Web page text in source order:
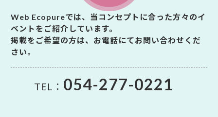
Web Ecopureでは、当コンセプトに合った方々のイ
ベントをご紹介しています。
掲載をご希望の方は、お電話にてお問い合わせくだ
さい。
TEL： 054-277-0221